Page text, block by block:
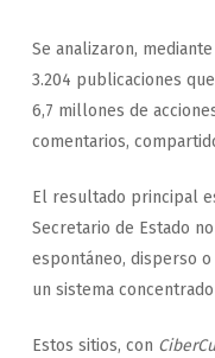
Se analizaron,
3.204 publicaciones
6,7 millones de
comentarios,
El resultado principal
Secretario de Estado
espontáneo, disperso
un sistema
Estos sitios, con